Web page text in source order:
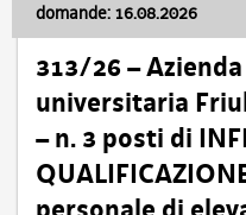
domande: 16.08.2026
313/26 –
universitaria
– n. 3 posti di